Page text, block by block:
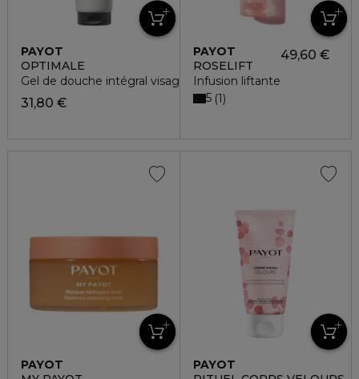
PAYOT
OPTIMALE
Gel de douche intégral visage & corps
31,80 €
PAYOT
ROSELIFT
Infusion liftante
49,60 €
5 1
PAYOT
PAYOT